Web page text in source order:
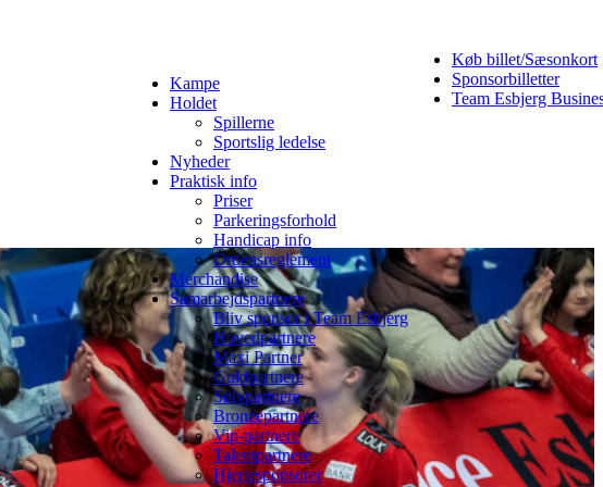
Køb billet/Sæsonkort
Sponsorbilletter
Team Esbjerg
Kampe
Holdet
Spillerne
Sportslig ledelse
Nyheder
Praktisk info
Priser
Parkeringsforhold
Handicap info
Ordensreglement
Merchandise
Samarbejdspartnere
Bliv sponsor i Team Esbjerg
Hovedpartnere
Maxi Partner
Guldpartnere
Sølvpartnere
Bronzepartnere
Vip-partnere
Talentpartnere
Hjertesponsorer